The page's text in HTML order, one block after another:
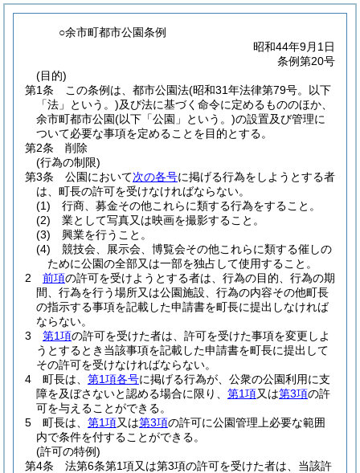
○余市町都市公園条例
昭和44年9月1日
条例第20号
(目的)
第1条
この条例は、都市公園法(昭和31年法律第79号。以下
「法」という。)及び法に基づく命令に定めるもののほか、
余市町都市公園(以下「公園」という。)の設置及び管理に
ついて必要な事項を定めることを目的とする。
第2条
削除
(行為の制限)
第3条
公園において次の各号に掲げる行為をしようとする者
は、町長の許可を受けなければならない。
(1)
行商、募金その他これらに類する行為をすること。
(2)
業として写真又は映画を撮影すること。
(3)
興業を行うこと。
(4)
競技会、展示会、博覧会その他これらに類する催しの
ために公園の全部又は一部を独占して使用すること。
2
前項の許可を受けようとする者は、行為の目的、行為の期
間、行為を行う場所又は公園施設、行為の内容その他町長
の指示する事項を記載した申請書を町長に提出しなければ
ならない。
3
第1項の許可を受けた者は、許可を受けた事項を変更しよ
うとするとき当該事項を記載した申請書を町長に提出して
その許可を受けなければならない。
4
町長は、 第1項各号に掲げる行為が、公衆の公園利用に支
障を及ぼさないと認める場合に限り、 第1項又は第3項の許
可を与えることができる。
5
町長は、 第1項又は第3項の許可に公園管理上必要な範囲
内で条件を付することができる。
(許可の特例)
第4条
法第6条第1項又は第3項の許可を受けた者は、当該許